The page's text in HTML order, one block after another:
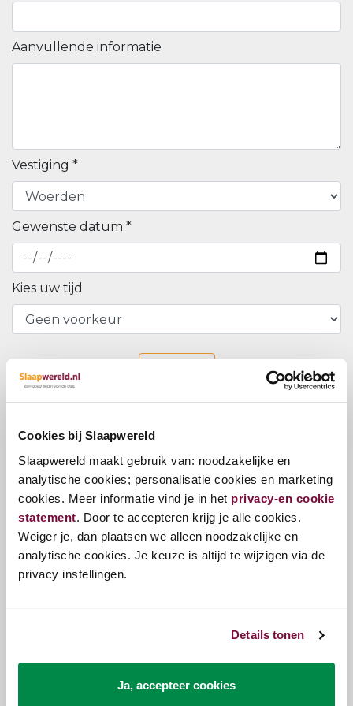
Cookies bij Slaapwereld
Slaapwereld maakt gebruik van: noodzakelijke en
analytische cookies; personalisatie cookies en marketing
cookies. Meer informatie vind je in het privacy-en cookie
statement. Door te accepteren krijg je alle cookies.
Weiger je, dan plaatsen we alleen noodzakelijke en
analytische cookies. Je keuze is altijd te wijzigen via de
privacy instellingen.
Details tonen
Ja, accepteer cookies
Aanvullende informatie
Vestiging *
Gewenste datum *
Kies uw tijd
Kunnen we je helpen?
Onze klantenservice staat voor je klaar.
Klantenservice
Volg ons op onze social kanalen
Blijf op de hoogte van onze nieuwtjes en acties.
Meld u aan voor onze nieuwsbrief